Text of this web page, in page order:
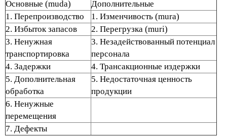
Основные (muda)
Дополнительные
1. Перепроизводство
1. Изменчивость (mura)
2. Избыток запасов
2. Перегрузка (muri)
3. Ненужная
транспортировка
3. Незадействованный потенциал
персонала
4. Задержки
4. Трансакционные издержки
5. Дополнительная
обработка
5. Недостаточная ценность
продукции
6. Ненужные
перемещения
7. Дефекты